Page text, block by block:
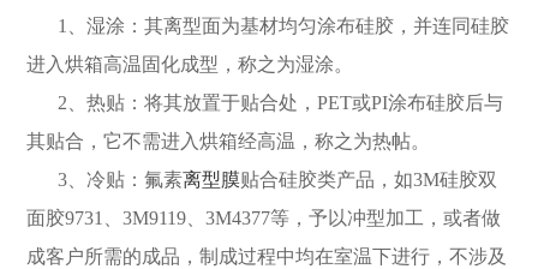
1、湿涂：其离型面为基材均匀涂布硅胶，并连同硅胶
进入烘箱高温固化成型，称之为湿涂。
2、热贴：将其放置于贴合处，PET或PI涂布硅胶后与
其贴合，它不需进入烘箱经高温，称之为热帖。
3、冷贴：氟素离型膜贴合硅胶类产品，如3M硅胶双
面胶9731、3M9119、3M4377等，予以冲型加工，或者做
成客户所需的成品，制成过程中均在室温下进行，不涉及